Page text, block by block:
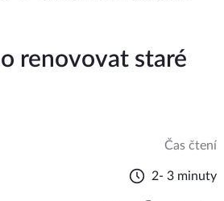
renovovat staré
Čas čtení
2- 3 minuty